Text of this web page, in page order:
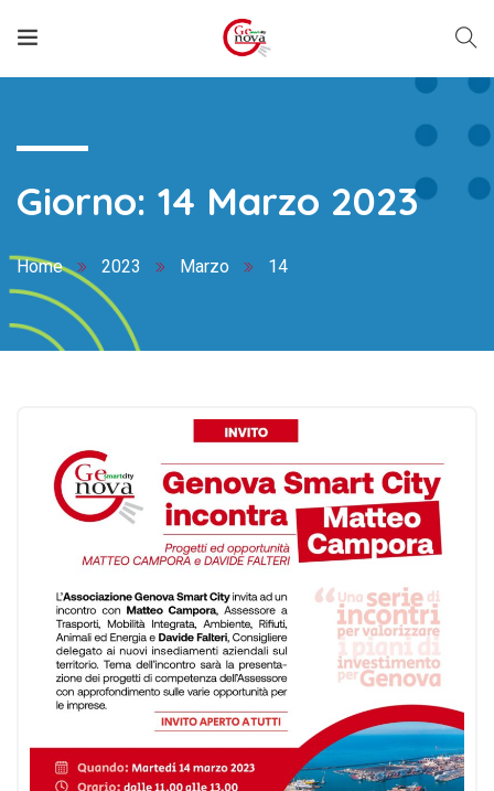
Giorno: 14 Marzo 2023
Home 2023 Marzo 14